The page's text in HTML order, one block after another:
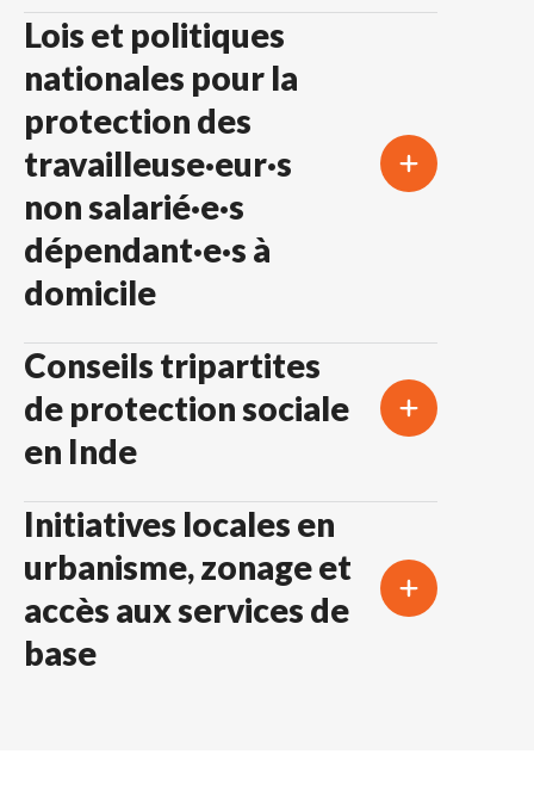
Lois et politiques
nationales pour la
protection des
travailleuse·eur·s
non salarié·e·s
dépendant·e·s à
domicile
Conseils tripartites
de protection sociale
en Inde
Initiatives locales en
urbanisme, zonage et
accès aux services de
base